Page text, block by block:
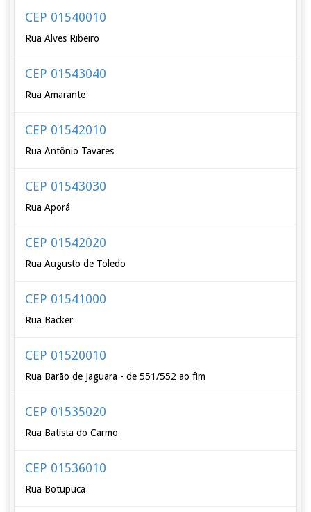
CEP 01540010
Rua Alves Ribeiro
CEP 01543040
Rua Amarante
CEP 01542010
Rua Antônio Tavares
CEP 01543030
Rua Aporá
CEP 01542020
Rua Augusto de Toledo
CEP 01541000
Rua Backer
CEP 01520010
Rua Barão de Jaguara - de 551/552 ao fim
CEP 01535020
Rua Batista do Carmo
CEP 01536010
Rua Botupuca